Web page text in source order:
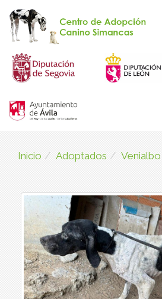
Inicio Adoptados